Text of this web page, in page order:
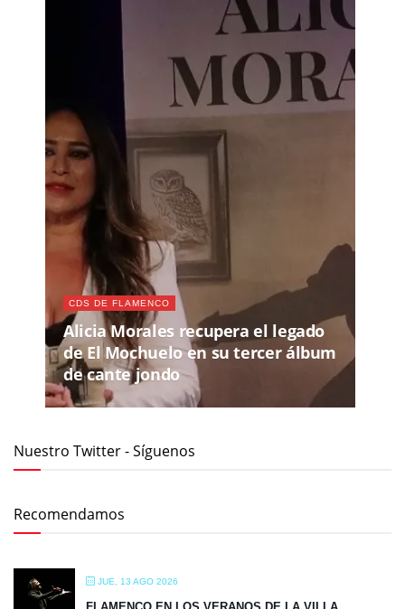
CDS DE FLAMENCO
Alicia Morales recupera el legado
de El Mochuelo en su tercer álbum
de cante jondo
Nuestro Twitter - Síguenos
Recomendamos
JUE, 13 AGO 2026